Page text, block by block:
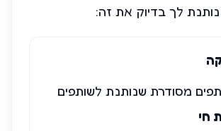
נותנת לך בדיוק את זה:
מסודרת שנותנת לשותפים
חי